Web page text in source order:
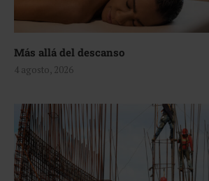
Más allá del descanso
4 agosto, 2026